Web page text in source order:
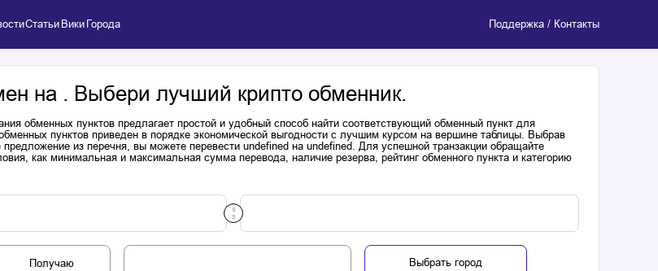
Статьи Вики Города Поддержка / Контакты
на . Выбери лучший крипто обменник.
обменных пунктов предлагает простой и удобный способ найти соответствующий обменный пункт для
пунктов приведен в порядке экономической выгодности с лучшим курсом на вершине таблицы. Выбрав
из перечня, вы можете перевести undefined на undefined. Для успешной транзакции обращайте
как минимальная и максимальная сумма перевода, наличие резерва, рейтинг обменного пункта и категорию
Получаю Выбрать город